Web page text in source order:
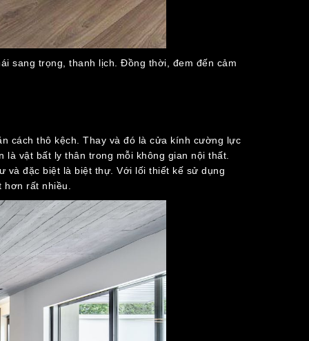
sang trọng, thanh lịch. Đồng thời, đem đến cảm
cách thô kệch. Thay và đó là cửa kính cường lực
vật bất ly thân trong mỗi không gian nội thất.
và đặc biệt là biệt thự. Với lối thiết kế sử dụng
rất nhiều.